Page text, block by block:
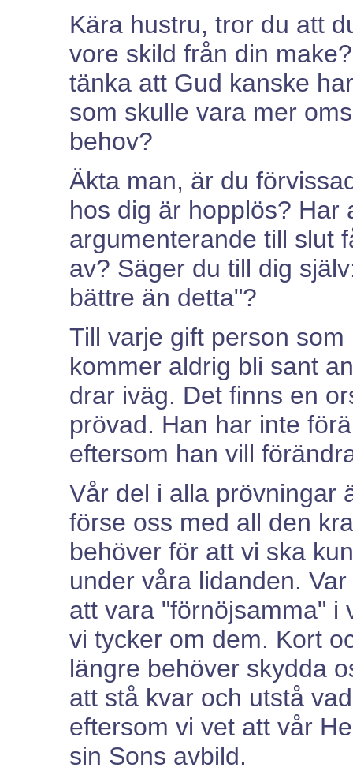
Kära hustru, tror du att
vore skild från din
tänka att Gud kanske
som skulle vara mer
behov?
Äkta man, är du
hos dig är hopplös? Har
argumenterande till slut
av? Säger du till dig
bättre än detta"?
Till varje gift person
kommer aldrig bli sant
drar iväg. Det finns en
prövad. Han har inte
eftersom han vill
Vår del i alla prövningar
förse oss med all den
behöver för att vi ska
under våra lidanden.
att vara "förnöjsamma" i
vi tycker om dem. Kort
längre behöver skydda
att stå kvar och utstå
eftersom vi vet att vår
sin Sons avbild.